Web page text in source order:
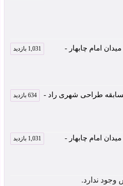
امام چابهار - 1,031 بازدید
طراحی شهری راد - 634 بازدید
امام چابهار - 1,031 بازدید
وجود ندارد.